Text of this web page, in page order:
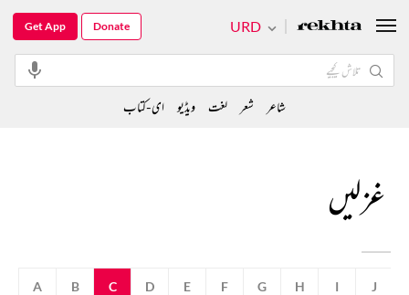
غزلیں
A B C D E F G H I J
URD
Get App Donate
شاعر شعر لغت ویڈیو ای-کتاب